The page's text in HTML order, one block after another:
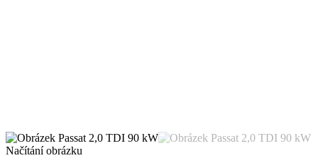
Načítání obrázku